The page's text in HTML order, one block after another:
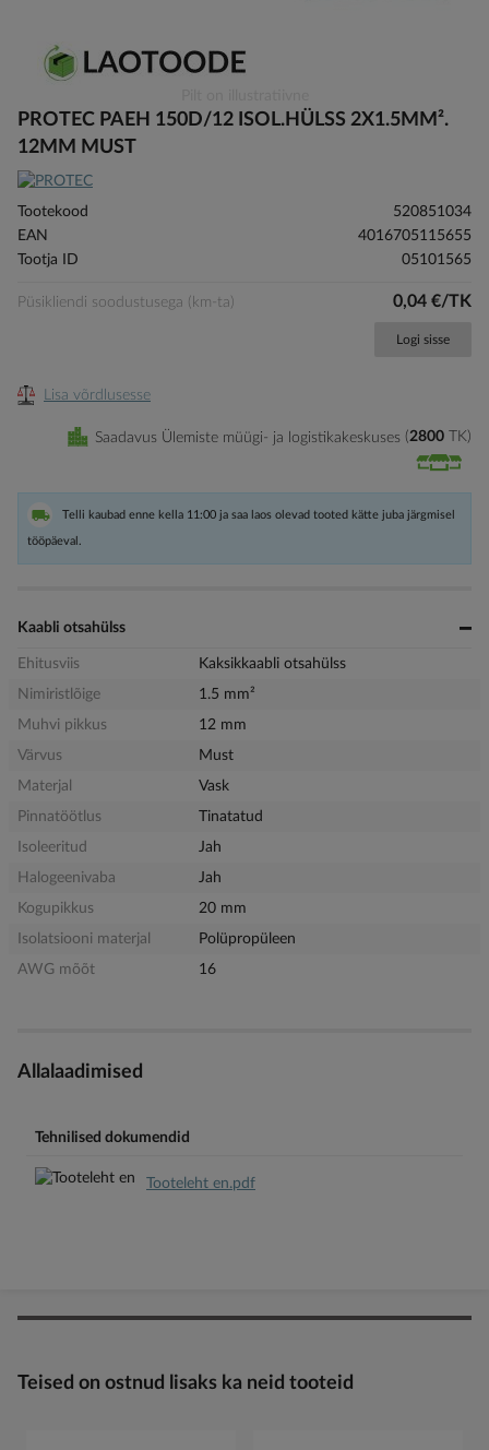
to
the
of
the
images
PROTEC PAEH 150D/12 ISOL.HÜLSS 2X1.5MM².
12MM MUST
Tootekood
520851034
EAN
4016705115655
Tootja ID
05101565
Püsikliendi soodustusega (km-ta) 0,04 €/TK
Logi sisse
Lisa võrdlusesse
Saadavus Ülemiste müügi- ja logistikakeskuses 2800 TK
Telli kaubad enne kella 11:00 ja saa laos olevad tooted kätte juba järgmisel
tööpäeval.
Kaabli otsahülss
Ehitusviis
Kaksikkaabli otsahülss
Nimiristlõige
1.5 mm²
Muhvi pikkus
12 mm
Värvus
Must
Materjal
Vask
Pinnatöötlus
Tinatatud
Isoleeritud
Jah
Halogeenivaba
Jah
Kogupikkus
20 mm
Isolatsiooni materjal
Polüpropüleen
AWG mõõt
16
Allalaadimised
Tehnilised dokumendid
Tooteleht en.pdf
Teised on ostnud lisaks ka neid tooteid